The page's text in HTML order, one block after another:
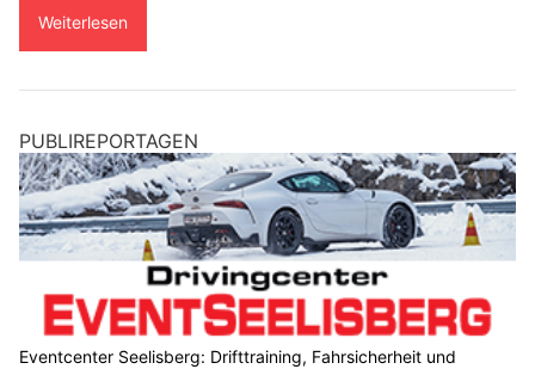
Weiterlesen
PUBLIREPORTAGEN
Eventcenter Seelisberg: Drifttraining, Fahrsicherheit und